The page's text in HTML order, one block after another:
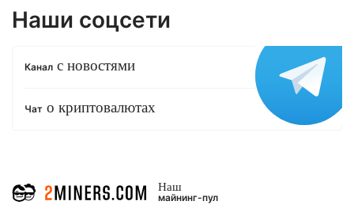
Наши соцсети
Канал с новостями
Чат о криптовалютах
Наш
майнинг-пул